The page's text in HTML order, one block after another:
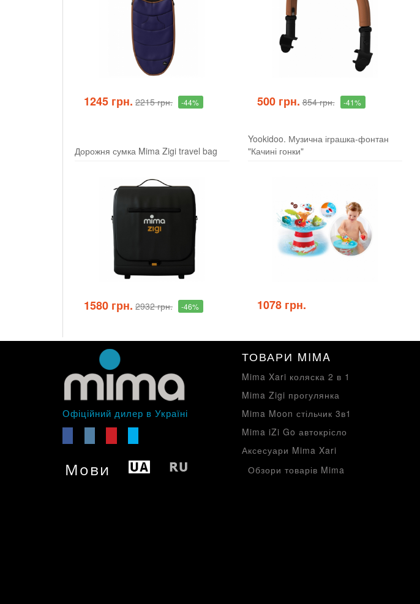
1245 грн. 2215 грн. -44% 500 грн. 854 грн. -41%
Дорожня сумка Mima Zigi travel bag
1580 грн. 2932 грн. -46%
Yookidoo. Музична іграшка-фонтан
"Качині гонки"
1078 грн.
Офіційний дилер в Україні
Мови
ТОВАРИ MIMA
Mima Xari коляска 2 в 1
Mima Zigi прогулянка
Mima Moon стільчик 3в1
Mima iZi Go автокрісло
Аксесуари Mima Xari
Обзори товарів Mima